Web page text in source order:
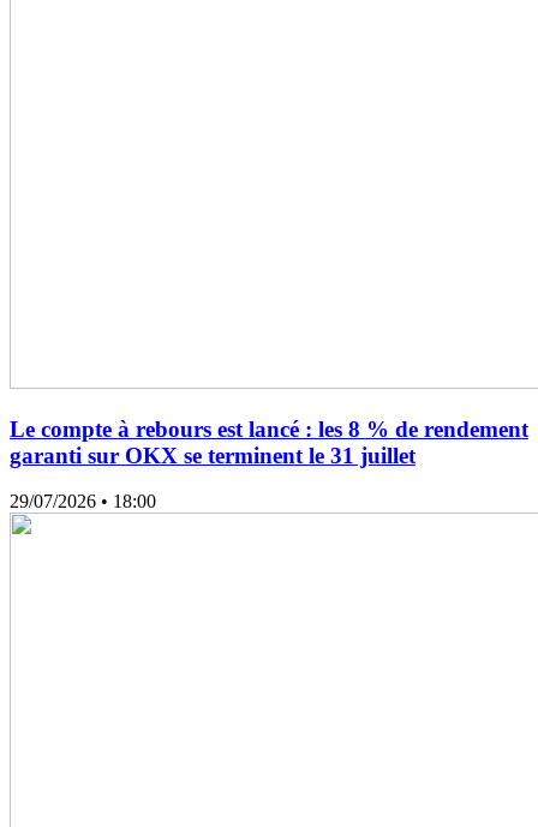
Le compte à rebours est lancé : les 8 % de rendement
garanti sur OKX se terminent le 31 juillet
29/07/2026 • 18:00